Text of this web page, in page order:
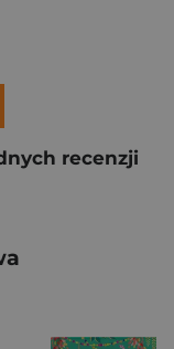
recenzji